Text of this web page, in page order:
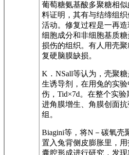
葡萄糖氨基酸多聚糖相
料证明，其有与结缔组
活动。修复过程是一再造
细胞成分和非细胞基质
损伤的组织。有人用壳
复硬脑膜缺损。
K．NSall等认为，壳聚
生诱导剂，在用兔的实
伤，Tid×7d。在整个实
进角膜增生、角膜创面
组。
Biagini等，将N－碳氧壳
置入兔背侧皮膨胀里，
囊腔形成进行研究，发